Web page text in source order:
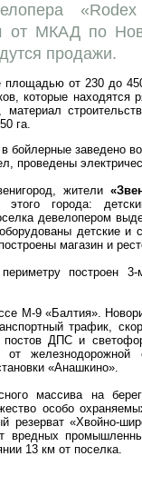
«Rodex
от МКАД по
продажи.
площадью от 230 до
которые
материал
га.
бойлерные заведено
проведены
жители
этого города:
девелопером
детские и
магазин и
построен 3-
М-9 «Балтия».
трафик,
ДПС и
железнодорожной
«Анашкино».
массива на
особо
резерват «Хвойно-
вредных
13 км от поселка.